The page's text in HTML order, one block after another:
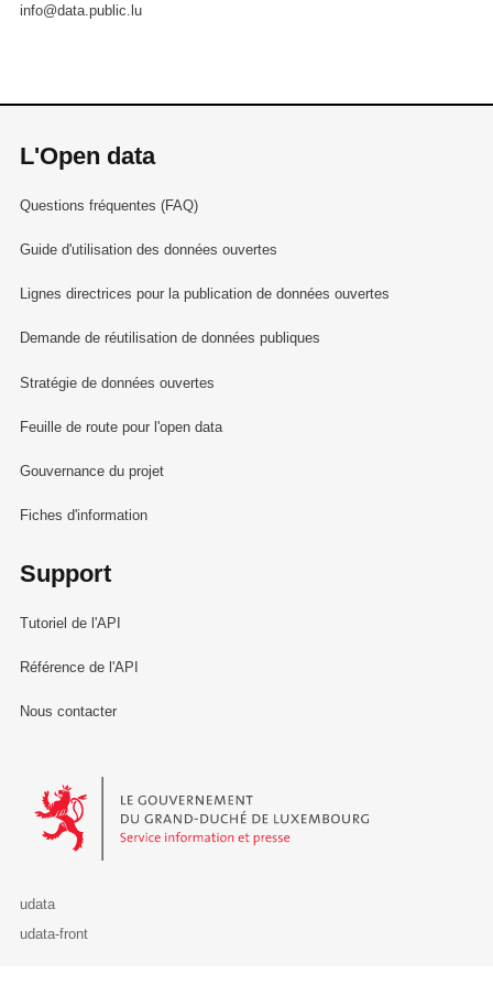
info@data.public.lu
L'Open data
Questions fréquentes (FAQ)
Guide d'utilisation des données ouvertes
Lignes directrices pour la publication de données ouvertes
Demande de réutilisation de données publiques
Stratégie de données ouvertes
Feuille de route pour l'open data
Gouvernance du projet
Fiches d'information
Support
Tutoriel de l'API
Référence de l'API
Nous contacter
Le Gouvernement du Grand-Duché de Luxembourg - Service
udata
udata-front